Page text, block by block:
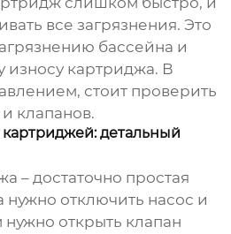
все загрязнения. Это
бассейна и
картриджа. В
стоит проверить
клапанов.
детальный
– достаточно простая
нужно отключить насос и
нужно открыть клапан